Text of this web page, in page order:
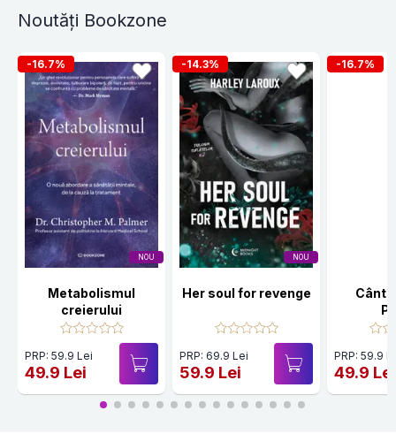
Noutăți Bookzone
NOU
-16.7%
Metabolismul
creierului
PRP: 59.9 Lei
49.9 Lei
NOU
-14.3%
Her soul for revenge
PRP: 69.9 Lei
59.9 Lei
-16.7%
PRP: 59.9
49.9 Lei